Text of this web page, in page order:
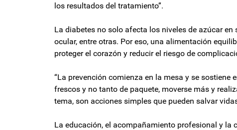
los resultados del tratamiento”.
La diabetes no solo afecta los niveles de azúcar
ocular, entre otras. Por eso, una alimentación
proteger el corazón y reducir el riesgo de
“La prevención comienza en la mesa y se
frescos y no tanto de paquete, moverse más y
tema, son acciones simples que pueden salvar
La educación, el acompañamiento profesional y